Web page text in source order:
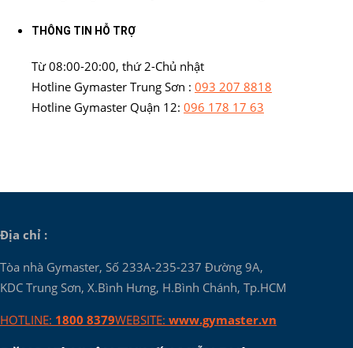
THÔNG TIN HỖ TRỢ
Từ 08:00-20:00, thứ 2-Chủ nhật
Hotline Gymaster Trung Sơn : 093 207 8818
Hotline Gymaster Quận 12: 096 178 17 63
Địa chỉ :
Tòa nhà Gymaster, Số 233A-235-237 Đường 9A,
KDC Trung Sơn, X.Bình Hưng, H.Bình Chánh, Tp.HCM
HOTLINE: 1800 8379WEBSITE: www.gymaster.vn